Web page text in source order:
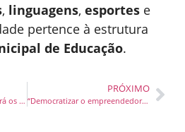
, linguagens, esportes e
pertence à estrutura
de Educação.
Celebração especial marcará os 175 anos da Paróquia Divino Espírito Santo
PRÓXIMO
“Democratizar o empreendedorismo vai revolucionar o país”, diz especialista